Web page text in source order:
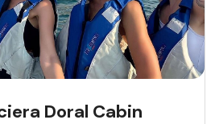
Doral Cabin